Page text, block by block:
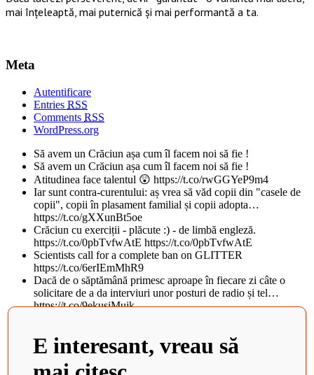
mai înțeleaptă, mai puternică și mai performantă a ta.
Meta
Autentificare
Entries RSS
Comments RSS
WordPress.org
Să avem un Crăciun așa cum îl facem noi să fie !
Să avem un Crăciun așa cum îl facem noi să fie !
Atitudinea face talentul 😲 https://t.co/rwGGYeP9m4
Iar sunt contra-curentului: aș vrea să văd copii din "casele de
copii", copii în plasament familial și copii adopta…
https://t.co/gXXunBt5oe
Crăciun cu exerciții - plăcute :) - de limbă engleză.
https://t.co/0pbTvfwAtE https://t.co/0pbTvfwAtE
Scientists call for a complete ban on GLITTER
https://t.co/6erIEmMhR9
Dacă de o săptămână primesc aproape în fiecare zi câte o
solicitare de a da interviuri unor posturi de radio și tel…
https://t.co/9ekusiMujk
https://t.co/tObCifkj49
Zaha Hadid Architects Completes China’s Newest Cultural
Center https://t.co/QvJIM8HmXs
E interesant, vreau să